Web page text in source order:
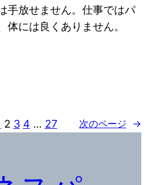
手放せません。仕事ではパ
体には良くありません。
2 3 4 … 27 次のページ →